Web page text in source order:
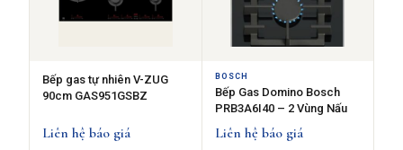
Bếp gas tự nhiên V-ZUG
90cm GAS951GSBZ
Liên hệ báo giá
BOSCH
Bếp Gas Domino Bosch
PRB3A6I40 – 2 Vùng Nấu
Liên hệ báo giá